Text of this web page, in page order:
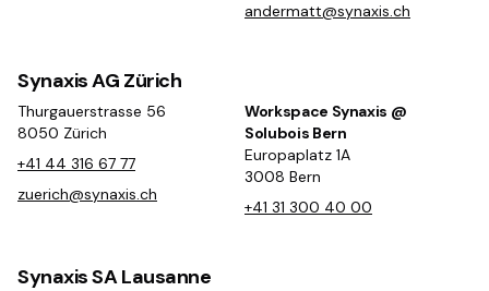
andermatt@synaxis.ch
Synaxis AG Zürich
Thurgauerstrasse 56
8050 Zürich
+41 44 316 67 77
zuerich@synaxis.ch
Workspace Synaxis @
Solubois Bern
Europaplatz 1A
3008 Bern
+41 31 300 40 00
Synaxis SA Lausanne